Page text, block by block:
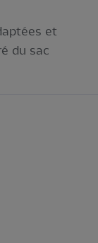
et
du sac